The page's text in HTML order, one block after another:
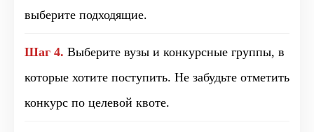
выберите подходящие.
Шаг 4. Выберите вузы и конкурсные группы, в
которые хотите поступить. Не забудьте отметить
конкурс по целевой квоте.